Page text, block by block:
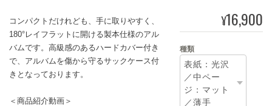
コンパクトだけれども、手に取りやすく、
180°レイフラットに開ける製本仕様のアル
バムです。高級感のあるハードカバー付き
で、アルバムを傷から守るサックケース付
きとなっております。
＜商品紹介動画＞
¥16,900
種類